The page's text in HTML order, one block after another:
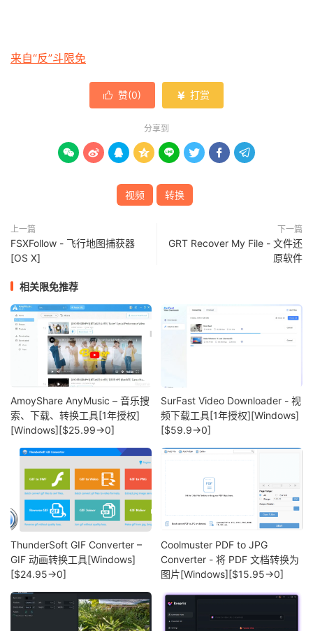
来自“反”斗限免
 赞(0)  打赏
分享到
       
视频 转换
上一篇
FSXFollow - 飞行地图捕获器
[OS X]
下一篇
GRT Recover My File - 文件还
原软件
相关限免推荐
AmoyShare AnyMusic – 音乐搜
索、下载、转换工具[1年授权]
[Windows][$25.99→0]
SurFast Video Downloader - 视
频下载工具[1年授权][Windows]
[$59.9→0]
ThunderSoft GIF Converter –
GIF 动画转换工具[Windows]
[$24.95→0]
Coolmuster PDF to JPG
Converter - 将 PDF 文档转换为
图片[Windows][$15.95→0]